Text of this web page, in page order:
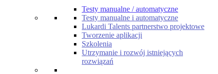
Testy manualne / automatyczne
Testy manualne i automatyczne
Lukardi Talents partnerstwo projektowe
Tworzenie aplikacji
Szkolenia
Utrzymanie i rozwój istniejących
rozwiązań